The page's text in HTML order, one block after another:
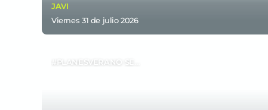
JAVI
viernes 31 de julio 2026